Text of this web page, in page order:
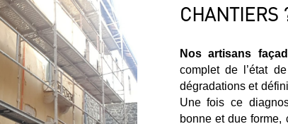
CHANTIERS
Nos artisans
complet de l’état
dégradations et
Une fois ce
bonne et due forme,